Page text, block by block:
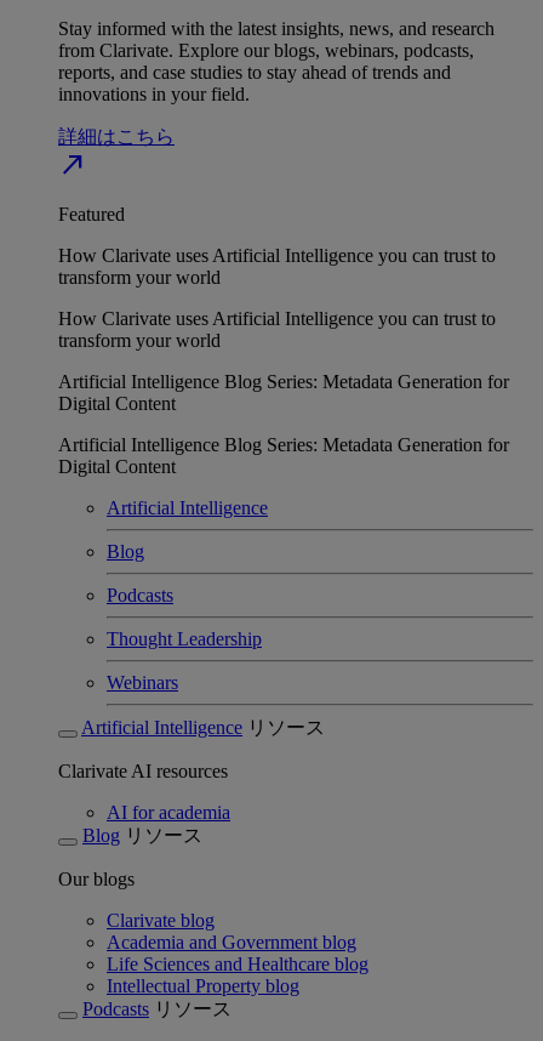
Stay informed with the latest insights, news, and research
from Clarivate. Explore our blogs, webinars, podcasts,
reports, and case studies to stay ahead of trends and
innovations in your field.
詳細はこちら
north_east
Featured
How Clarivate uses Artificial Intelligence you can trust to
transform your world
How Clarivate uses Artificial Intelligence you can trust to
transform your world
Artificial Intelligence Blog Series: Metadata Generation for
Digital Content
Artificial Intelligence Blog Series: Metadata Generation for
Digital Content
Artificial Intelligence
Blog
Podcasts
Thought Leadership
Webinars
Artificial Intelligence リソース
Clarivate AI resources
AI for academia
Blog リソース
Our blogs
Clarivate blog
Academia and Government blog
Life Sciences and Healthcare blog
Intellectual Property blog
Podcasts リソース